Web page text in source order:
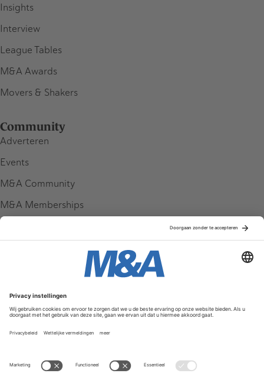
Insights
Interview
League Tables
M&A Awards
Movers & Shakers
Community
Adverteren
Events
M&A Community
M&A Memberships
Service & Contact
Contact
FAQ
Werken bij ons